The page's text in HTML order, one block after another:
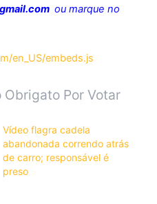
ou marque no
en_US/embeds.js
Obrigato Por Votar
Vídeo flagra cadela
abandonada correndo atrás
de carro; responsável é
preso